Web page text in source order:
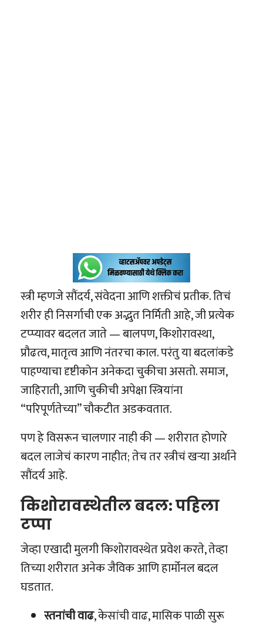
स्त्री म्हणजे सौंदर्य, संवेदना आणि शक्तीचं प्रतीक. तिचं
शरीर ही निसर्गाची एक अद्भुत निर्मिती आहे, जी प्रत्येक
टप्प्यावर बदलत जाते — बालपण, किशोरावस्था,
प्रौढत्व, मातृत्व आणि नंतरचा काल. परंतु या बदलांकडे
पाहण्याचा दृष्टीकोन अनेकदा चुकीचा असतो. समाज,
जाहिराती, आणि चुकीची अपेक्षा स्त्रियांना
“परिपूर्णतेच्या” चौकटीत अडकवतात.
पण हे विसरून चालणार नाही की — शरीरात होणारे
बदल लाजेचं कारण नाहीत; तेच तर स्त्रीचं खऱ्या अर्थाने
सौंदर्य आहे.
किशोरावस्थेतील बदल: पहिला
टप्पा
जेव्हा एखादी मुलगी किशोरावस्थेत प्रवेश करते, तेव्हा
तिच्या शरीरात अनेक जैविक आणि हार्मोनल बदल
घडतात.
स्तनांची वाढ, केसांची वाढ, मासिक पाळी सुरू